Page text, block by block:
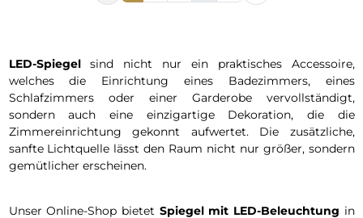
LED-Spiegelsind nicht nur ein praktisches Accessoire,
welches die Einrichtung eines Badezimmers, eines
Schlafzimmers oder einer Garderobe vervollständigt,
sondern auch eine einzigartige Dekoration, die die
Zimmereinrichtung gekonnt aufwertet. Die zusätzliche,
sanfte Lichtquelle lässt den Raum nicht nur größer, sondern
gemütlicher erscheinen.
Unser Online-Shop bietet Spiegel mit LED-Beleuchtung in